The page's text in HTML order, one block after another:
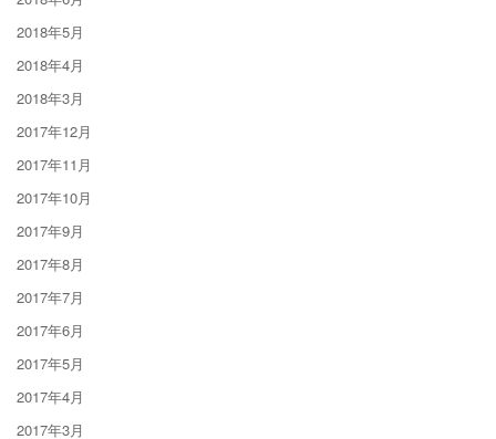
2018年5月
2018年4月
2018年3月
2017年12月
2017年11月
2017年10月
2017年9月
2017年8月
2017年7月
2017年6月
2017年5月
2017年4月
2017年3月